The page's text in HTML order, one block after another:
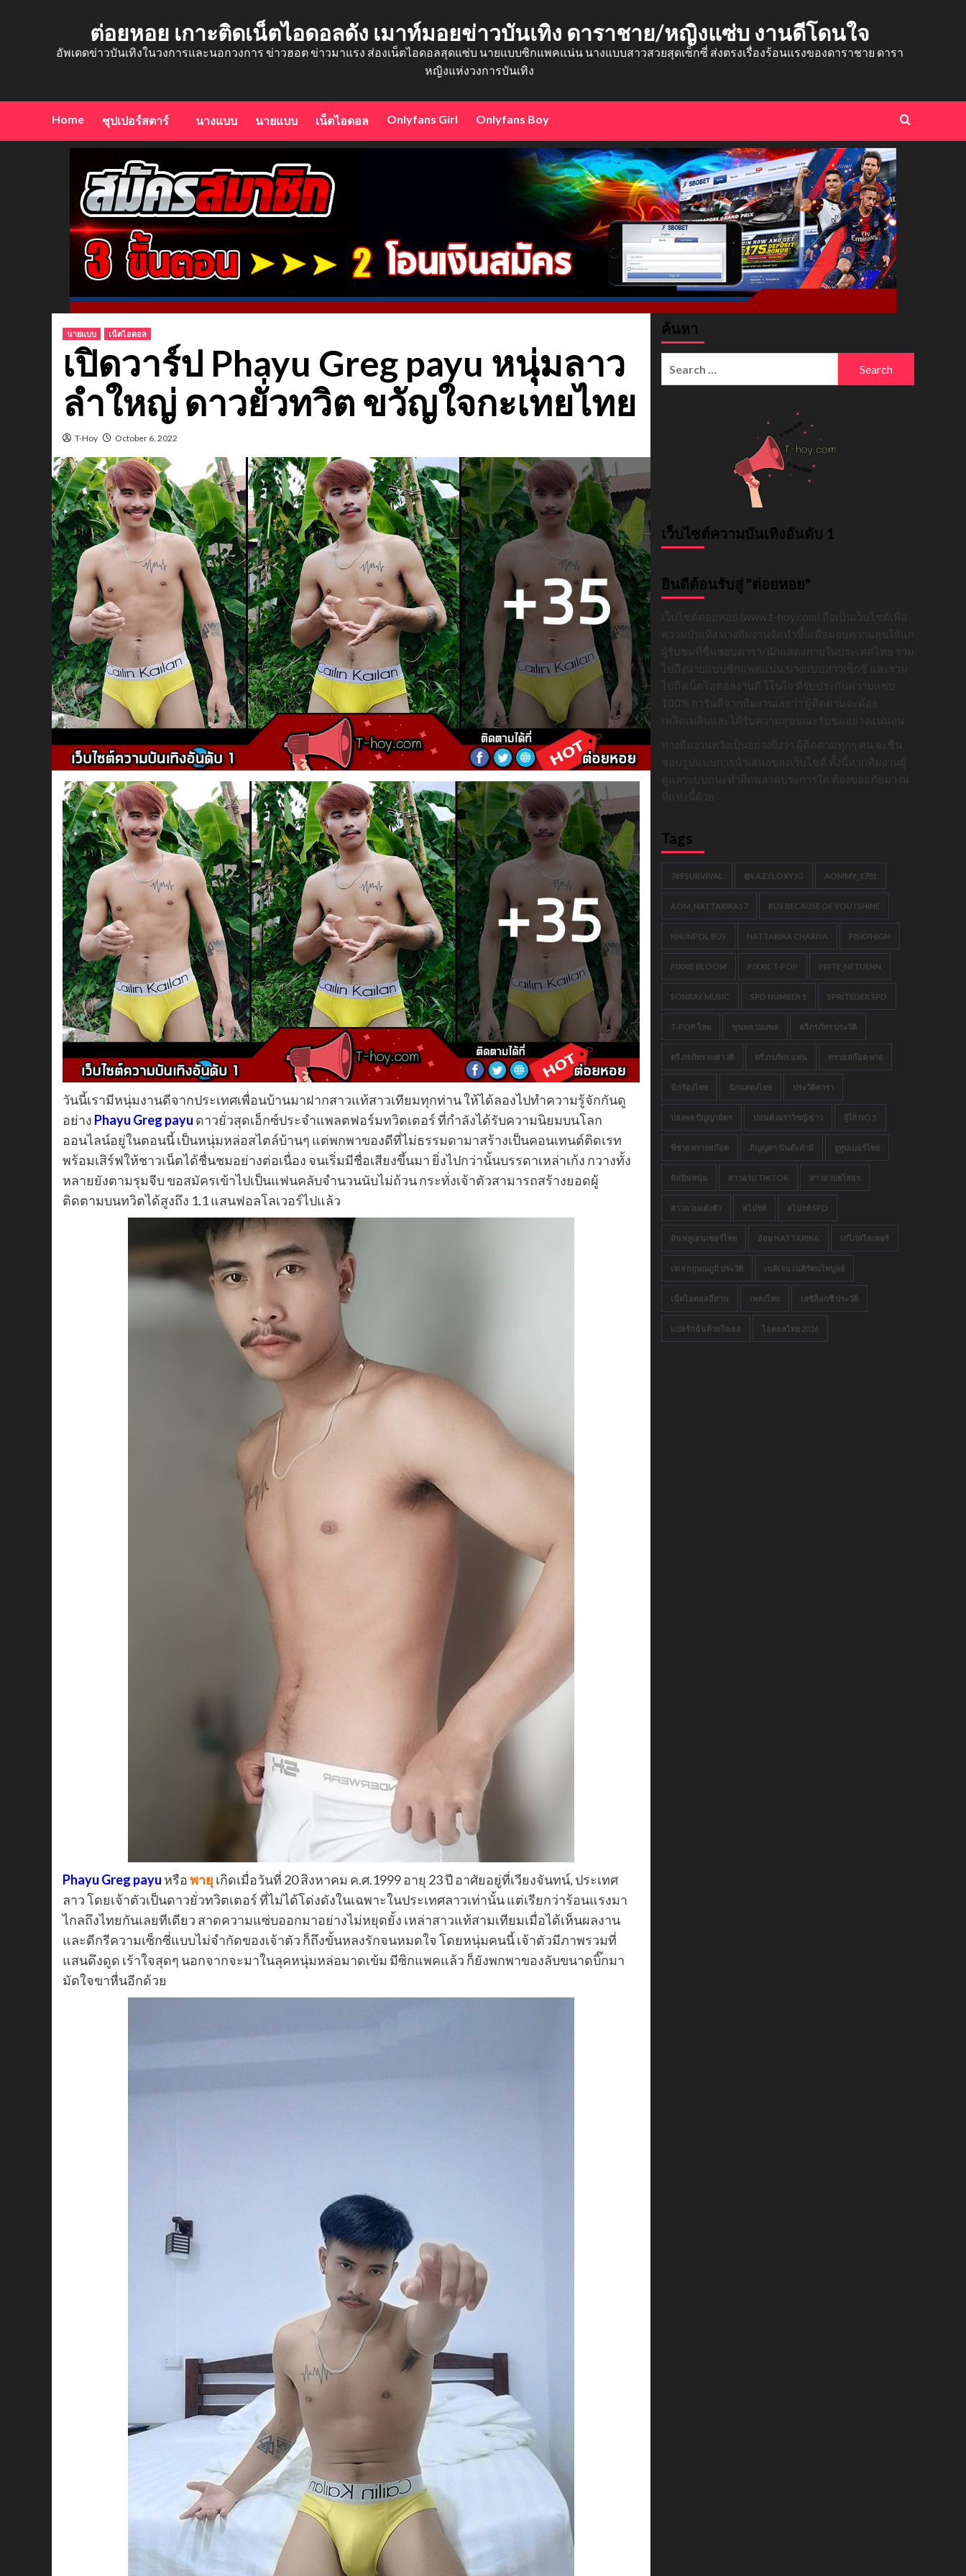
ต่อยหอย เกาะติดเน็ตไอดอลดัง เมาท์มอยข่าวบันเทิง ดาราชาย/หญิงแซ่บ งานดีโดนใจ
อัพเดดข่าวบันเทิงในวงการและนอกวงการ ข่าวฮอต ข่าวมาแรง ส่องเน็ตไอดอลสุดแซ่บ นายแบบซิกแพคแน่น นางแบบสาวสวยสุดเซ็กซี่ ส่งตรงเรื่องร้อนแรงของดาราชาย ดารา
หญิงแห่งวงการบันเทิง
Home ซุปเปอร์สตาร์ นางแบบ นายแบบ เน็ตไอดอล Onlyfans Girl Onlyfans Boy
นายแบบ เน็ตไอดอล
เปิดวาร์ป Phayu Greg payu หนุ่มลาว
ลำใหญ่ ดาวยั่วทวิต ขวัญใจกะเทยไทย
T-Hoy October 6, 2022
วันนี้เรามีหนุ่มงานดีจากประเทศเพื่อนบ้านมาฝากสาวแท้สาวเทียมทุกท่าน ให้ได้ลองไปทำความรู้จักกันดู
อย่าง Phayu Greg payu ดาวยั่วสุดเอ็กซ์ประจำแพลตฟอร์มทวิตเตอร์ ที่กำลังได้รับความนิยมบนโลก
ออนไลน์อยู่ในตอนนี้ เป็นหนุ่มหล่อสไตล์บ้านๆ แต่พกพาของดีที่ไม่ธรรมดามาสร้างเป็นคอนเทนต์ติดเรท
พร้อมเสิร์ฟให้ชาวเน็ตได้ชื่นชมอย่างต่อเนื่อง จนเริ่มมีชื่อเสียงขึ้นมา ยิ่งไปกว่านั้นบรรดาเหล่าเก้ง กวางทั้ง
หลายยังตามรุมจีบ ขอสมัครเข้าไปเป็นแฟนคลับจำนวนนับไม่ถ้วน กระทั่งเจ้าตัวสามารถสร้างยอดผู้
ติดตามบนทวิตได้สูงถึง 1.1 แสนฟอลโลเวอร์ไปแล้ว
Phayu Greg payu หรือพายุ เกิดเมื่อวันที่ 20 สิงหาคม ค.ศ.1999 อายุ 23 ปี อาศัยอยู่ที่เวียงจันทน์, ประเทศ
ลาว โดยเจ้าตัวเป็นดาวยั่วทวิตเตอร์ ที่ไม่ได้โด่งดังในเฉพาะในประเทศลาวเท่านั้น แต่เรียกว่าร้อนแรงมา
ไกลถึงไทยกันเลยทีเดียว สาดความแซ่บออกมาอย่างไม่หยุดยั้ง เหล่าสาวแท้สามเทียมเมื่อได้เห็นผลงาน
และดีกรีความเซ็กซี่แบบไม่จำกัดของเจ้าตัว ก็ถึงขั้นหลงรักจนหมดใจ โดยหนุ่มคนนี้ เจ้าตัวมีภาพรวมที่
แสนดึงดูด เร้าใจสุดๆ นอกจากจะมาในลุคหนุ่มหล่อมาดเข้ม มีซิกแพคแล้ว ก็ยังพกพาของลับขนาดบิ๊กมา
มัดใจขาหื่นอีกด้วย
ค้นหา
เว็บไซต์ความบันเทิงอันดับ 1
ยินดีต้อนรับสู่ "ต่อยหอย"
เว็บไซต์ต่อยหอย (www.t-hoy.com) ถือเป็นเว็บไซต์เพื่อ
ความบันเทิง ทางทีมงานจัดทำขึ้นเพื่อมอบความสุขให้แก่
ผู้รับชมที่ชื่นชอบดารา/นักแสดงภายในประเทศไทย รวม
ไปถึงนายแบบซิกแพคแน่น นางแบบสาวเซ็กซี่ และรวม
ไปถึงเน็ตไอดอลงานดี โโนใจ ที่รับประกันความแซ่บ
100% การันตีจากทีมงานเลยว่า ผู้ติดตามจะต้อง
เพลิดเพลินและได้รับความสุขขณะรับชมอย่างแน่นอน
ทางทีมงานหวังเป็นอย่างยิ่งว่า ผู้ติดตามทุกๆ คน จะชื่น
ชอบรูปแบบการนำเสนอของเว็บไซต์ ทั้งนี้หากทีมงานผู้
ดูแลระบบกนะทำผิดพลาดประการใด ต้องขออภัยมา ณ
ที่แห่งนี้ด้วย
Tags
789 SURVIVAL @LAZYLOXY IG AOMMY_1701
AOM_NATTARIKA17 BUS BECAUSE OF YOU I SHINE
KHUNPOL BUS NATTARIKA CHARIYA PISKYHIGH
PIXXIE BLOOM PIXXIE T-POP PRITE_NETIJENN
SONRAY MUSIC SPD NUMBER 1 SPRITEDER SPD
T-POP ไทย ขุนพล ปองพล ตรีภรภัทร ประวัติ
ตรี ภรภัทร หงสาวดี ตรี ภรภัทร แฟน ทราย สก๊อต พาย
นักร้องไทย นักแสดงไทย ประวัติดารา
ปองพล ปัญญามิตร ปอนด์ ณราวิชญ์ ข่าว ผู้ให้ NO.1
พี่ชาย ทรายสก๊อต ภิญญดา นันต๊ะคำมี ยูทูบเบอร์ไทย
ศิลปินหนุ่ม สาวอวบ TIKTOK สาวอวบยโสธร
สาวอวบแต่งตัว สไปรท์ สไปรท์ SPD
อินฟลูเอนเซอร์ไทย อ้อม NATTARIKA เก๋ไก๋สไลเดอร์
เจเจ กฤษณภูมิ ประวัติ เนติเจน เนติรัตนไพบูลย์
เน็ตไอดอลอีสาน เพลงไทย เลซีล็อกซี ประวัติ
แปลรักฉันด้วยใจเธอ ไอดอลไทย 2026